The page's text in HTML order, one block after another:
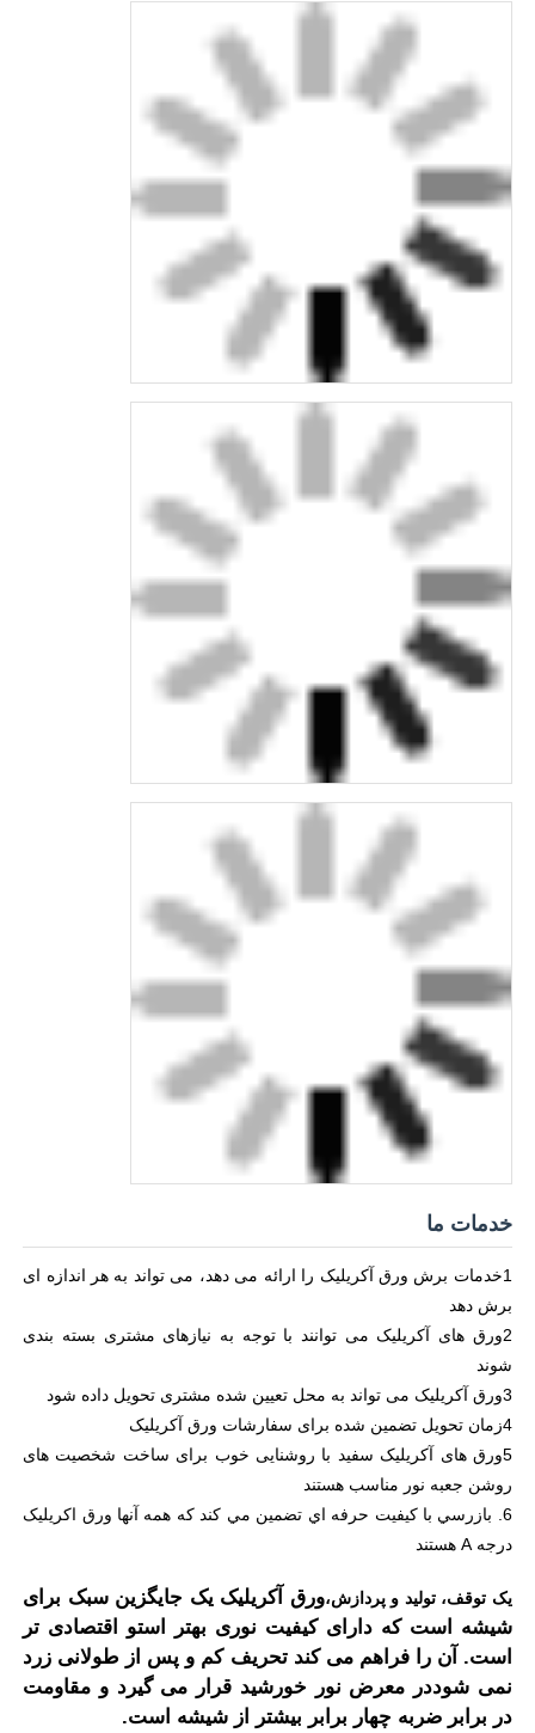
خدمات ما
1خدمات برش ورق آکریلیک را ارائه می دهد، می تواند به هر اندازه ای
برش دهد
2ورق های آکریلیک می توانند با توجه به نیازهای مشتری بسته بندی
شوند
3ورق آکریلیک می تواند به محل تعیین شده مشتری تحویل داده شود
4زمان تحویل تضمین شده برای سفارشات ورق آکریلیک
5ورق های آکریلیک سفید با روشنایی خوب برای ساخت شخصیت های
روشن جعبه نور مناسب هستند
6. بازرسي با کیفیت حرفه اي تضمین مي کند که همه آنها ورق اکريليک
درجه A هستند
يک توقف، توليد و پردازش،ورق آکریلیک یک جایگزین سبک برای
شیشه است که دارای کیفیت نوری بهتر استو اقتصادی تر
است. آن را فراهم می کند تحریف کم و پس از طولانی زرد
نمی شوددر معرض نور خورشید قرار می گیرد و مقاومت
در برابر ضربه چهار برابر بیشتر از شیشه است.